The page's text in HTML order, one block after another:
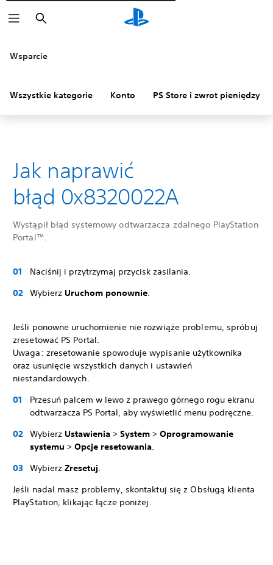
Wyszukaj
Wsparcie
Wszystkie kategorie Konto PS Store i zwrot pieniędzy
Jak naprawić
błąd 0x8320022A
Wystąpił błąd systemowy odtwarzacza zdalnego PlayStation
Portal™.
Naciśnij i przytrzymaj przycisk zasilania.
Wybierz Uruchom ponownie.
Jeśli ponowne uruchomienie nie rozwiąże problemu, spróbuj
zresetować PS Portal.
Uwaga: zresetowanie spowoduje wypisanie użytkownika
oraz usunięcie wszystkich danych i ustawień
niestandardowych.
Przesuń palcem w lewo z prawego górnego rogu ekranu
odtwarzacza PS Portal, aby wyświetlić menu podręczne.
Wybierz Ustawienia > System > Oprogramowanie
systemu > Opcje resetowania.
Wybierz Zresetuj.
Jeśli nadal masz problemy, skontaktuj się z Obsługą klienta
PlayStation, klikając łącze poniżej.